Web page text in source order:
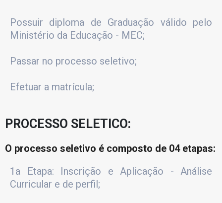
Possuir diploma de Graduação válido pelo
Ministério da Educação - MEC;
Passar no processo seletivo;
Efetuar a matrícula;
PROCESSO SELETICO:
O processo seletivo é composto de 04 etapas:
1a Etapa: Inscrição e Aplicação - Análise
Curricular e de perfil;